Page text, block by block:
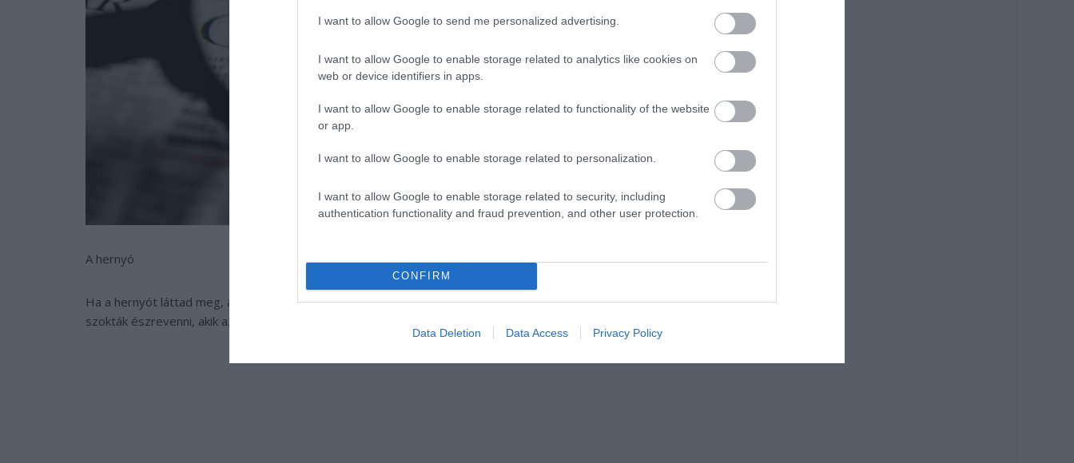
I want to allow Google to send me personalized advertising.
I want to allow Google to enable storage related to analytics like cookies on
web or device identifiers in apps.
I want to allow Google to enable storage related to functionality of the website
or app.
I want to allow Google to enable storage related to personalization.
I want to allow Google to enable storage related to security, including
authentication functionality and fraud prevention, and other user protection.
CONFIRM
Data Deletion Data Access Privacy Policy
A hernyó
Ha a hernyót láttad meg, a paranormális jelenségektől parázol (elnézést). A képnek ezt a részét azok
szokták észrevenni, akik az átlagosnál jobban hisznek a szellemvilágban és a természetfeletti jelenségekben.